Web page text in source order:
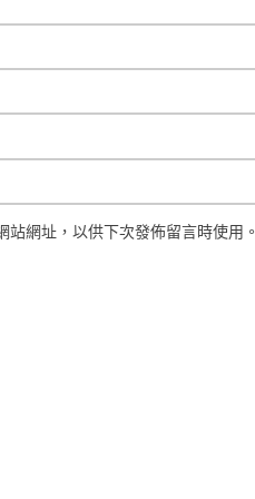
網址，以供下次發佈留言時使用。